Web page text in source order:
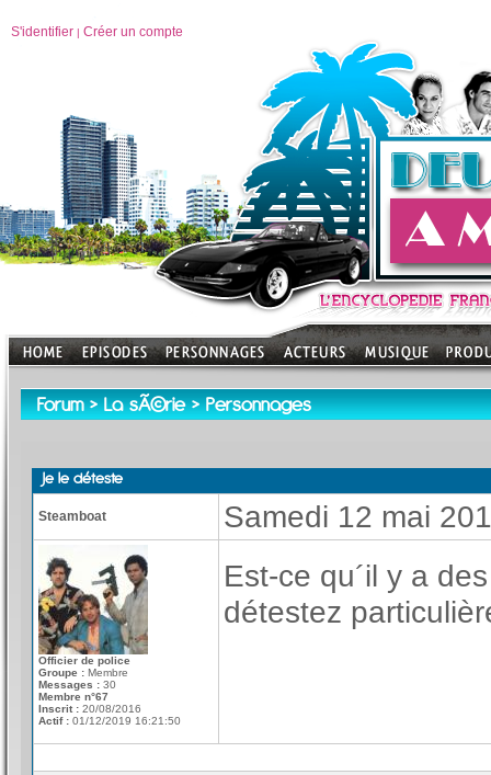
S'identifier | Créer un compte
Forum>La sÃ©rie>Personnages
Je le déteste
Steamboat Samedi 12 mai
Officier de police
Groupe : Membre
Messages : 30
Membre n°67
Inscrit : 20/08/2016
Actif : 01/12/2019 16:21:50
Est-ce qu´il y a
détestez